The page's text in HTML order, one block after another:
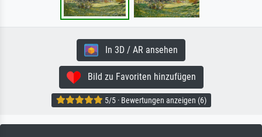
In 3D / AR ansehen
Bild zu Favoriten hinzufügen
5/5 · Bewertungen anzeigen (6)